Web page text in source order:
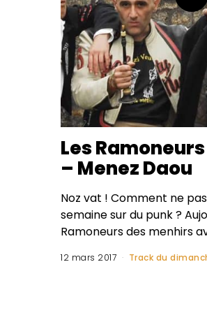
Les
– Menez Daou
Noz vat ! Comment ne
semaine sur du punk ?
Ramoneurs des menhirs
12 mars 2017 Track du